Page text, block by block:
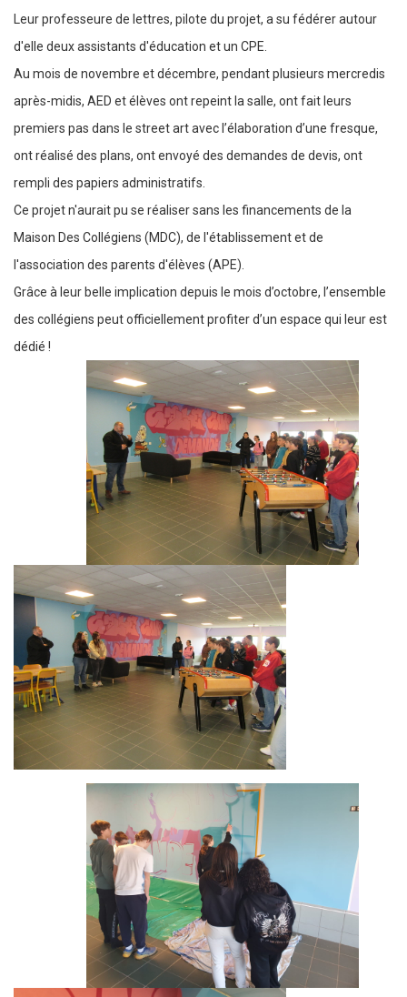
Leur professeure de lettres, pilote du projet, a su fédérer autour
d'elle deux assistants d'éducation et un CPE.
Au mois de novembre et décembre, pendant plusieurs mercredis
après-midis, AED et élèves ont repeint la salle, ont fait leurs
premiers pas dans le street art avec l’élaboration d’une fresque,
ont réalisé des plans, ont envoyé des demandes de devis, ont
rempli des papiers administratifs.
Ce projet n'aurait pu se réaliser sans les financements de la
Maison Des Collégiens (MDC), de l'établissement et de
l'association des parents d'élèves (APE).
Grâce à leur belle implication depuis le mois d’octobre, l’ensemble
des collégiens peut officiellement profiter d’un espace qui leur est
dédié !